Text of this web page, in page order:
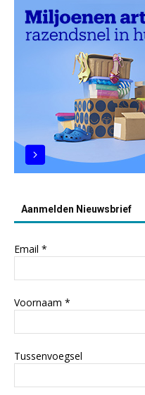
Aanmelden Nieuwsbrief
Email *
Voornaam *
Tussenvoegsel